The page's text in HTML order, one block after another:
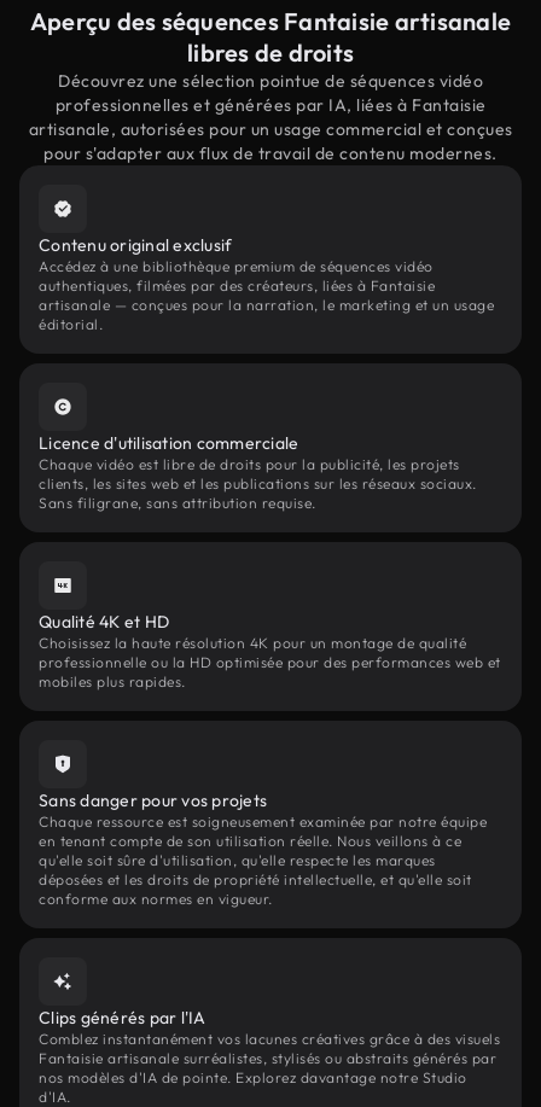
Aperçu des séquences Fantaisie artisanale
libres de droits
Découvrez une sélection pointue de séquences vidéo
professionnelles et générées par IA, liées à Fantaisie
artisanale, autorisées pour un usage commercial et conçues
pour s'adapter aux flux de travail de contenu modernes.
Contenu original exclusif
Accédez à une bibliothèque premium de séquences vidéo
authentiques, filmées par des créateurs, liées à Fantaisie
artisanale — conçues pour la narration, le marketing et un usage
éditorial.
Licence d'utilisation commerciale
Chaque vidéo est libre de droits pour la publicité, les projets
clients, les sites web et les publications sur les réseaux sociaux.
Sans filigrane, sans attribution requise.
Qualité 4K et HD
Choisissez la haute résolution 4K pour un montage de qualité
professionnelle ou la HD optimisée pour des performances web et
mobiles plus rapides.
Sans danger pour vos projets
Chaque ressource est soigneusement examinée par notre équipe
en tenant compte de son utilisation réelle. Nous veillons à ce
qu'elle soit sûre d'utilisation, qu'elle respecte les marques
déposées et les droits de propriété intellectuelle, et qu'elle soit
conforme aux normes en vigueur.
Clips générés par l'IA
Comblez instantanément vos lacunes créatives grâce à des visuels
Fantaisie artisanale surréalistes, stylisés ou abstraits générés par
nos modèles d'IA de pointe. Explorez davantage notre Studio
d'IA.